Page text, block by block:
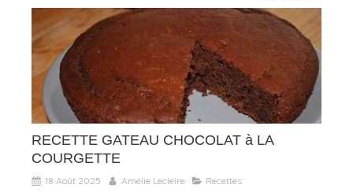
RECETTE GATEAU CHOCOLAT à LA
COURGETTE
18 Août 2025 Amélie Lecleire Recettes